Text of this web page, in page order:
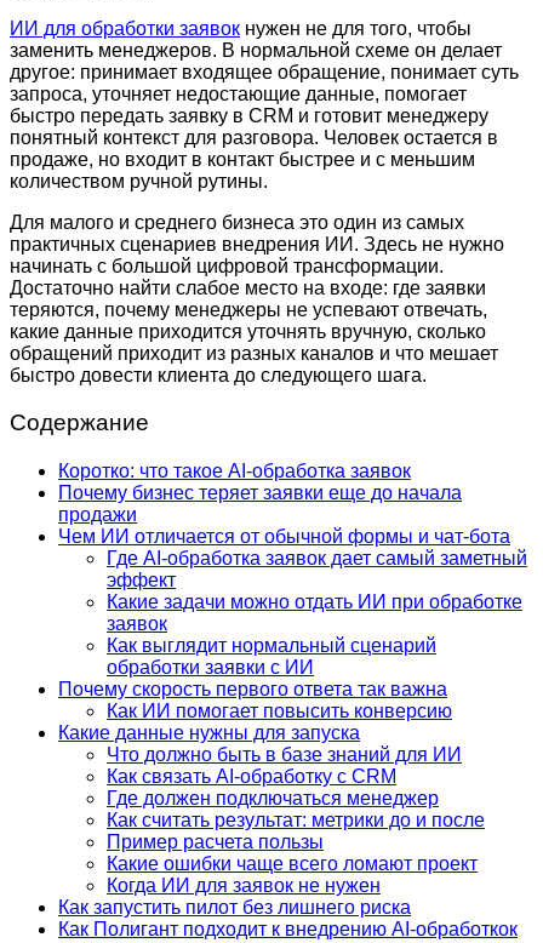
ИИ для обработки заявок нужен не для того, чтобы
заменить менеджеров. В нормальной схеме он делает
другое: принимает входящее обращение, понимает суть
запроса, уточняет недостающие данные, помогает
быстро передать заявку в CRM и готовит менеджеру
понятный контекст для разговора. Человек остается в
продаже, но входит в контакт быстрее и с меньшим
количеством ручной рутины.
Для малого и среднего бизнеса это один из самых
практичных сценариев внедрения ИИ. Здесь не нужно
начинать с большой цифровой трансформации.
Достаточно найти слабое место на входе: где заявки
теряются, почему менеджеры не успевают отвечать,
какие данные приходится уточнять вручную, сколько
обращений приходит из разных каналов и что мешает
быстро довести клиента до следующего шага.
Содержание
Коротко: что такое AI-обработка заявок
Почему бизнес теряет заявки еще до начала
продажи
Чем ИИ отличается от обычной формы и чат-бота
Где AI-обработка заявок дает самый заметный
эффект
Какие задачи можно отдать ИИ при обработке
заявок
Как выглядит нормальный сценарий
обработки заявки с ИИ
Почему скорость первого ответа так важна
Как ИИ помогает повысить конверсию
Какие данные нужны для запуска
Что должно быть в базе знаний для ИИ
Как связать AI-обработку с CRM
Где должен подключаться менеджер
Как считать результат: метрики до и после
Пример расчета пользы
Какие ошибки чаще всего ломают проект
Когда ИИ для заявок не нужен
Как запустить пилот без лишнего риска
Как Полигант подходит к внедрению AI-обработкок